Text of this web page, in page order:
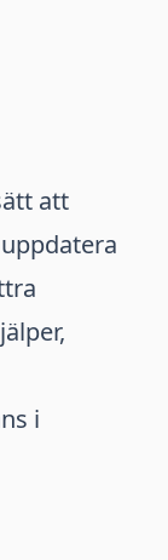
att
i